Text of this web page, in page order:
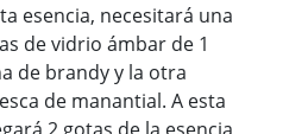
esencia, necesitará una
de vidrio ámbar de 1
de brandy y la otra
de manantial. A esta